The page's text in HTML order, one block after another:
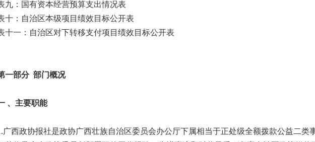
：国有资本经营预算支出情况表
：自治区本级项目绩效目标公开表
一：自治区对下转移支付项目绩效目标公开表
部分 部门概况
主要职能
政协报社是政协广西壮族自治区委员会办公厅下属相当于正处级全额拨款公益二类